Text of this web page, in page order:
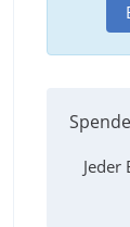
Jeder